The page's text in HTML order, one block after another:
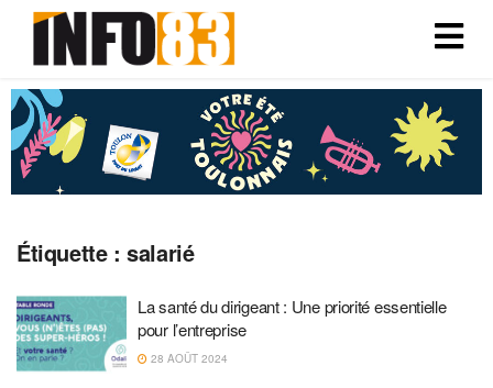
Étiquette :salarié
La santé du dirigeant : Une priorité essentielle
pour l’entreprise
28 AOÛT 2024